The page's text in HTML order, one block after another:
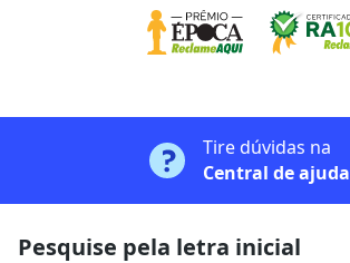
Tire dúvidas na
Central de ajuda
Pesquise pela letra inicial